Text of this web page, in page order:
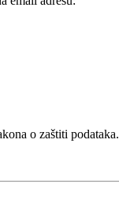
o zaštiti podataka.